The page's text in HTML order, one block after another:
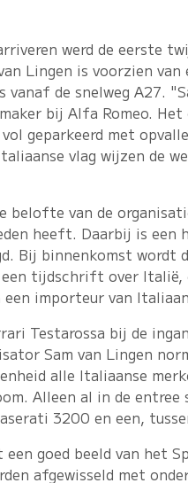
werd de eerste
Lingen is voorzien
vanaf de snelweg A27.
bij Alfa Romeo.
geparkeerd met
vlag wijzen de
belofte van de
heeft. Daarbij is een
Bij binnenkomst wordt
een tijdschrift over
importeur van
Testarossa bij de
Sam van Lingen
alle Italiaanse
Alleen al in de entree
3200 en een,
goed beeld van het
afgewisseld met